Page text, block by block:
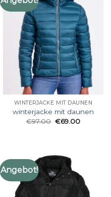
WINTERJACKE MIT DAUNEN
winterjacke mit daunen
€97.00 €69.00
Angebot!